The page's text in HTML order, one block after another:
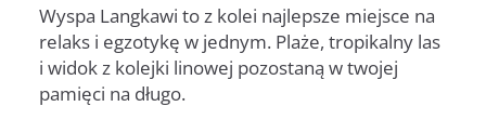
Wyspa Langkawi to z kolei najlepsze miejsce na
relaks i egzotykę w jednym. Plaże, tropikalny las
i widok z kolejki linowej pozostaną w twojej
pamięci na długo.